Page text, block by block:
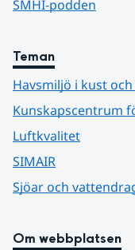
SMHI-podden
Teman
Havsmiljö i kust
Kunskapscentrum
Luftkvalitet
SIMAIR
Sjöar och
Om webbplatsen